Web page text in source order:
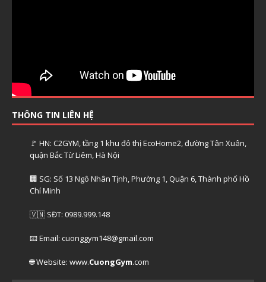
THÔNG TIN LIÊN HỆ
🚩 HN: C2GYM, tầng 1 khu đô thị EcoHome2, đường Tân Xuân,
quận Bắc Từ Liêm, Hà Nội
🏢 SG: Số 13 Ngô Nhân Tịnh, Phường 1, Quận 6, Thành phố Hồ
Chí Minh
🇻🇳 SĐT: 0989.999.148
📧 Email: cuonggym148@gmail.com
🌐 Website: www.CuongGym.com